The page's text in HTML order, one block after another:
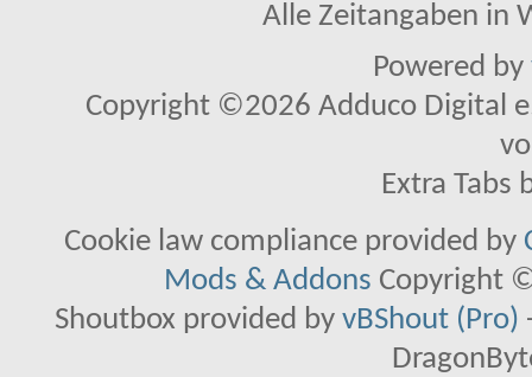
Alle Zeitangaben in
Powered by
Copyright ©2026 Adduco Digital
Extra Tabs
Cookie law compliance provided by
Mods & Addons Copyright
Shoutbox provided by vBShout (Pro)